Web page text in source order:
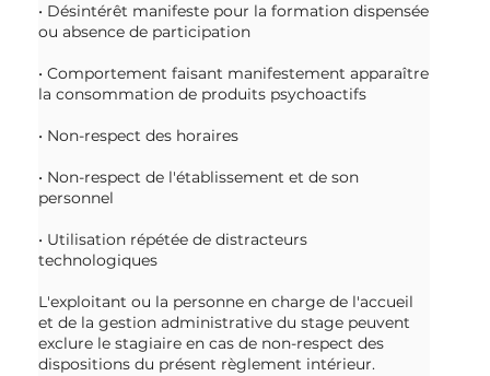
• Désintérêt manifeste pour la formation dispensée
ou absence de participation
• Comportement faisant manifestement apparaître
la consommation de produits psychoactifs
• Non-respect des horaires
• Non-respect de l'établissement et de son
personnel
• Utilisation répétée de distracteurs
technologiques
L'exploitant ou la personne en charge de l'accueil
et de la gestion administrative du stage peuvent
exclure le stagiaire en cas de non-respect des
dispositions du présent règlement intérieur.